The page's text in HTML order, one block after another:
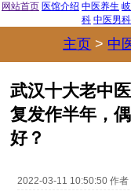
网站首页 医馆介绍 中医养生
科 中医男科
主页 > 中
武汉十大老中
复发作半年，
好？
2022-03-11 10:50:50 作者